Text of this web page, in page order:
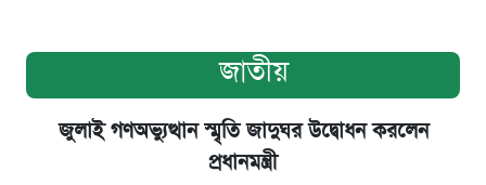
জাতীয়
জুলাই গণঅভ্যুত্থান স্মৃতি জাদুঘর উদ্বোধন করলেন
প্রধানমন্ত্রী